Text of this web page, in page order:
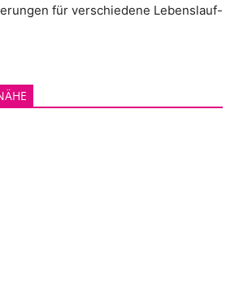
für verschiedene Lebenslauf-